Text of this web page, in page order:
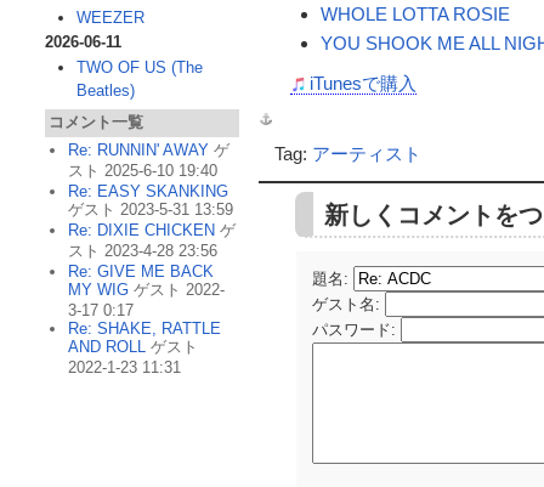
WHOLE LOTTA ROSIE
YOU SHOOK ME ALL
iTunesで購入
Tag: アーティスト
新しくコメントを
題名:
ゲスト名 :
パスワード:
WEEZER
2026-06-11
TWO OF US (The
Beatles)
コメント一覧
Re: RUNNIN' AWAY ゲ
スト 2025-6-10 19:40
Re: EASY SKANKING
ゲスト 2023-5-31 13:59
Re: DIXIE CHICKEN ゲ
スト 2023-4-28 23:56
Re: GIVE ME BACK
MY WIG ゲスト 2022-
3-17 0:17
Re: SHAKE, RATTLE
AND ROLL ゲスト
2022-1-23 11:31